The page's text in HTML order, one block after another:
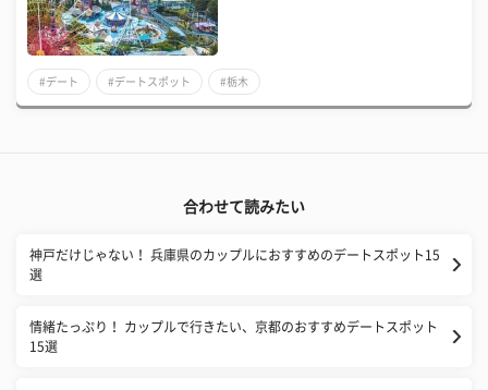
#デート #デートスポット #栃木
合わせて読みたい
神戸だけじゃない！ 兵庫県のカップルにおすすめのデートスポット15
選
情緒たっぷり！ カップルで行きたい、京都のおすすめデートスポット
15選